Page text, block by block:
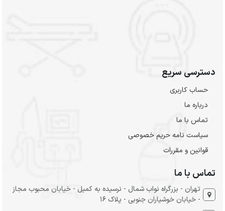
دسترسی سریع
حساب کاربری
درباره ما
تماس با ما
سیاست نامه حریم خصوصی
قوانین و مقررات
تماس با ما
تهران - بزرگراه نواب شمال - نرسیده به کمیل - خیابان محبوب مجاز
- خیابان خوشیاران جنوبی - پلاک 16